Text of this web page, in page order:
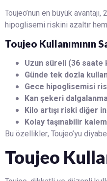
Toujeo’nun en büyük
hipoglisemi riskini azaltır
Toujeo Kullanımının
Uzun süreli (36
Günde tek dozla
Gece hipoglisemisi
Kan şekeri
Kilo artışı riski diğer
Kolay taşınabilir
Bu özellikler, Toujeo’yu
Toujeo